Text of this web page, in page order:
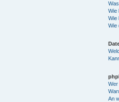
Wie
Wie
Wie
An